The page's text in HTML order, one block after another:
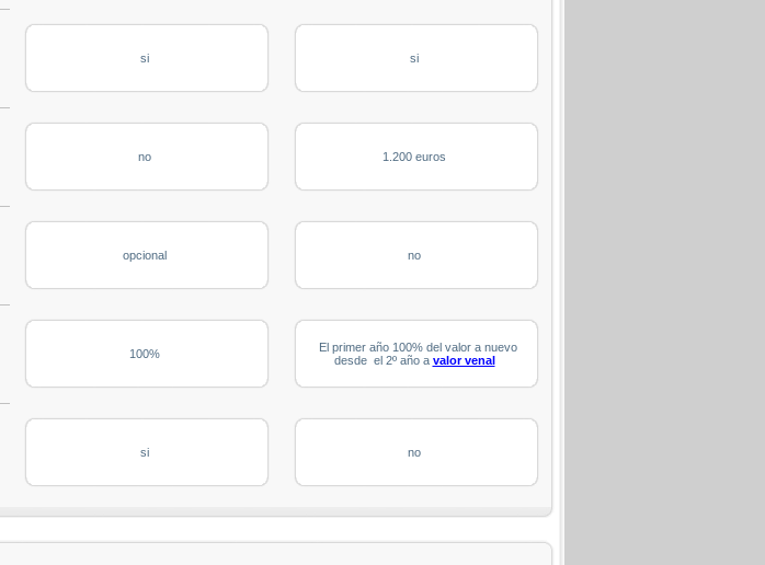
si si
no 1.200 euros
opcional no
100%
El primer año 100% del valor a nuevo
desde el 2º año a valor venal
si no